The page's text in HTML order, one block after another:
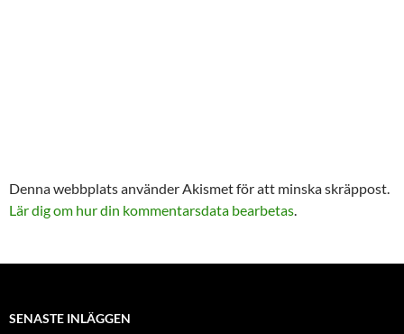
Denna webbplats använder Akismet för att minska skräppost.
Lär dig om hur din kommentarsdata bearbetas
SENASTE INLÄGGEN